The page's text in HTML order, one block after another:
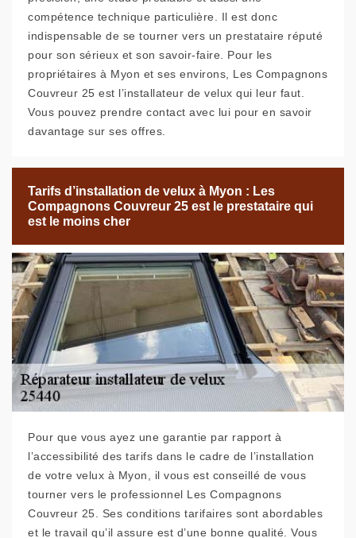
compétence technique particulière. Il est donc
indispensable de se tourner vers un prestataire réputé
pour son sérieux et son savoir-faire. Pour les
propriétaires à Myon et ses environs, Les Compagnons
Couvreur 25 est l’installateur de velux qui leur faut.
Vous pouvez prendre contact avec lui pour en savoir
davantage sur ses offres.
Tarifs d’installation de velux à Myon : Les
Compagnons Couvreur 25 est le prestataire qui
est le moins cher
Pour que vous ayez une garantie par rapport à
l’accessibilité des tarifs dans le cadre de l’installation
de votre velux à Myon, il vous est conseillé de vous
tourner vers le professionnel Les Compagnons
Couvreur 25. Ses conditions tarifaires sont abordables
et le travail qu’il assure est d’une bonne qualité. Vous